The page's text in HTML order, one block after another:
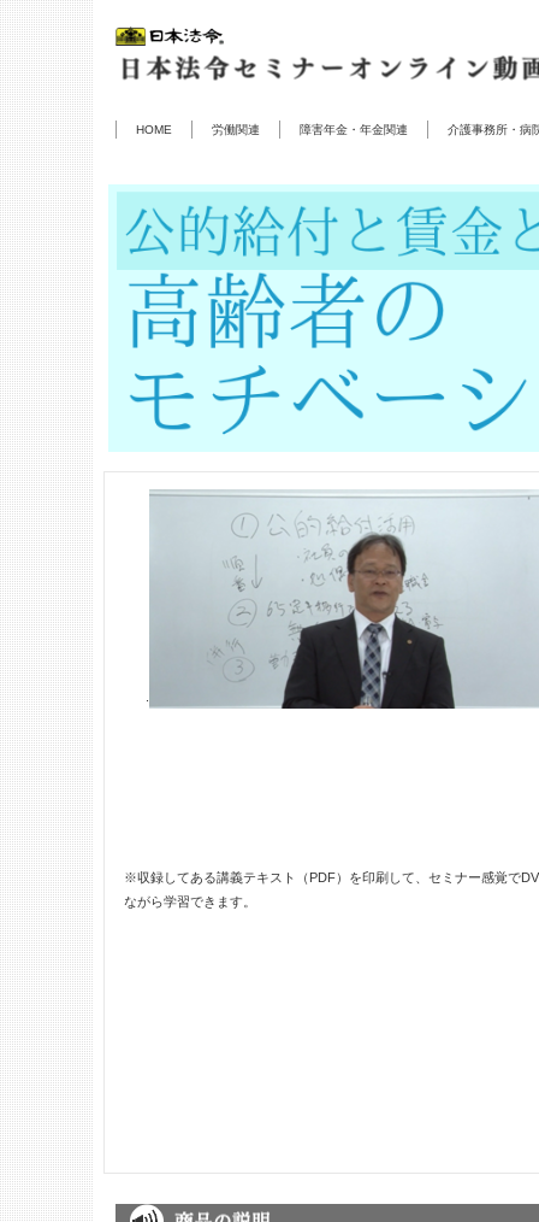
HOME 労働関連 障害年金・年金関連 介護事務所・病
※収録してある講義テキスト（PDF）を印刷して、セミナー感覚で
ながら学習できます。